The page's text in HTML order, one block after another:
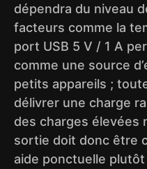
dépendra du niveau
facteurs comme la
port USB 5 V / 1 A
comme une source
petits appareils ;
délivrer une charge
des charges élevées
sortie doit donc être
aide ponctuelle plutôt